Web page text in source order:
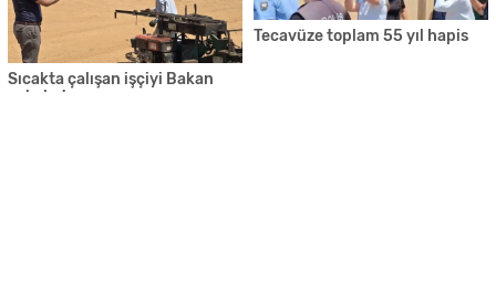
Sıcakta çalışan işçiyi Bakan
yakaladı
Tecavüze toplam 55 yıl hapis